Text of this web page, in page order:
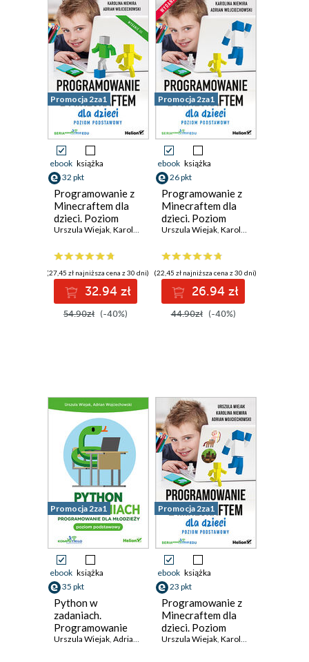
Promocja 2za1
ebook książka
32 pkt
Programowanie z
Minecraftem dla
dzieci. Poziom
podstawowy.
Urszula Wiejak, Karolina Niemira ,Adrian Wojciechowski
(27,45 zł najniższa cena z 30 dni)
32.94 zł
54.90zł (-40%)
Promocja 2za1
ebook książka
26 pkt
Programowanie z
Minecraftem dla
dzieci. Poziom
podstawowy.
Urszula Wiejak, Karolina Niemira
(22,45 zł najniższa cena z 30 dni)
26.94 zł
44.90zł (-40%)
Promocja 2za1
ebook książka
35 pkt
Python w
zadaniach.
Programowanie
dla młodzieży.
Urszula Wiejak, Adrian Wojciechowski
Promocja 2za1
ebook książka
23 pkt
Programowanie z
Minecraftem dla
dzieci. Poziom
podstawowy
Urszula Wiejak, Karolina Niemira